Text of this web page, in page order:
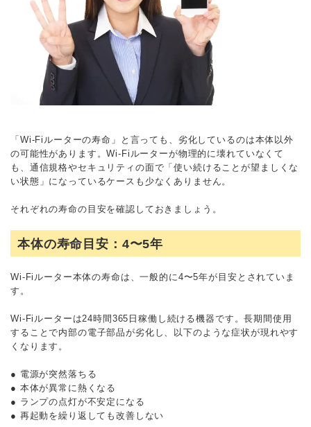
「Wi-Fiルーターの寿命」と言っても、劣化しているのは本体以外
の可能性があります。Wi-Fiルーターが物理的に壊れていなくて
も、通信規格やセキュリティの面で「使い続けることが望ましくな
い状態」になっているケースも少なくありません。
それぞれの寿命の目安を確認しておきましょう。
本体の寿命目安：4〜5年
Wi-Fiルーター本体の寿命は、一般的に4〜5年が目安とされていま
す。
Wi-Fiルーターは24時間365日稼働し続ける機器です。長期間使用
することで内部の電子部品が劣化し、以下のような症状が現れやす
くなります。
● 電源が突然落ちる
● 本体が異常に熱くなる
● ランプの点灯が不安定になる
● 再起動を繰り返しても改善しない